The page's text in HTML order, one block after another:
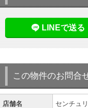
LINEで送る
この物件のお問合
店舗名 センチュ